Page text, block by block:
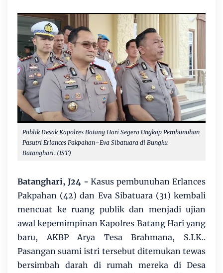
Publik Desak Kapolres Batang Hari Segera Ungkap Pembunuhan
Pasutri Erlances Pakpahan–Eva Sibatuara di Bungku
Batanghari. (IST)
Batanghari, J24 - Kasus pembunuhan Erlances
Pakpahan (42) dan Eva Sibatuara (31) kembali
mencuat ke ruang publik dan menjadi ujian
awal kepemimpinan Kapolres Batang Hari yang
baru, AKBP Arya Tesa Brahmana, S.I.K..
Pasangan suami istri tersebut ditemukan tewas
bersimbah darah di rumah mereka di Desa